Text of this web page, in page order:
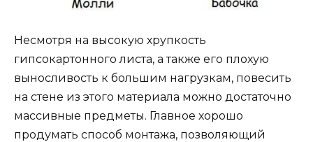
Несмотря на высокую хрупкость
гипсокартонного листа, а также его плохую
выносливость к большим нагрузкам, повесить
на стене из этого материала можно достаточно
массивные предметы. Главное хорошо
продумать способ монтажа, позволяющий